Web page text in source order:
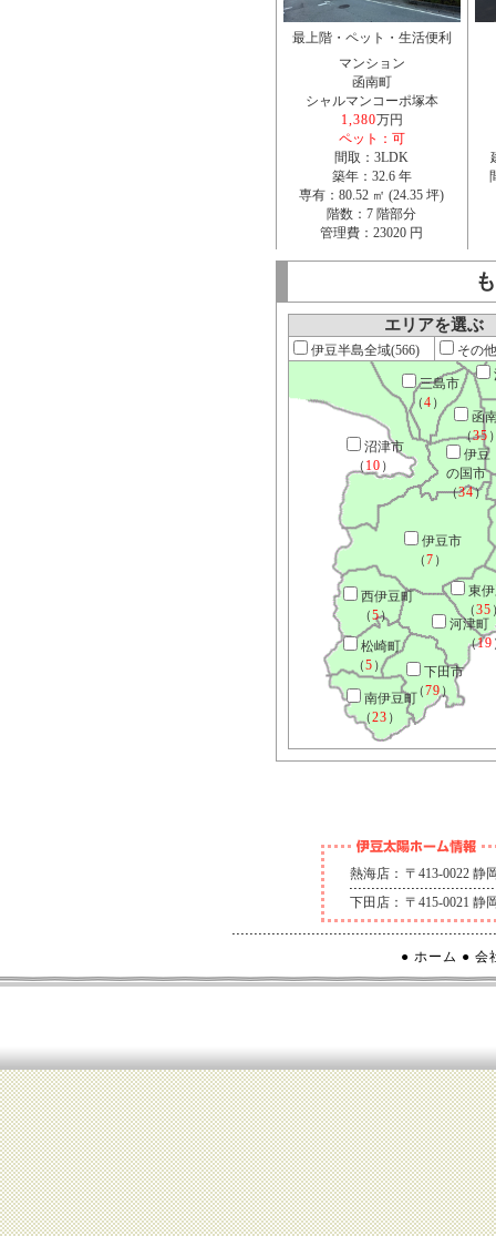
最上階・ペット・生活便利
マンション
函南町
シャルマンコーポ塚本
1,380万円
ペット：可
間取：3LDK
築年：32.6 年
専有：80.52 ㎡ (24.35 坪)
階数：7 階部分
管理費：23020 円
エリアを選ぶ
伊豆半島全域(566)
その
函
（35
三島市
（4 ）
沼津市
（ 10 ）
伊豆
の国市
（34）
伊豆市
（7 ）
東
（35
河津町
（19
西伊豆町
（5）
下田市
（79）
松崎町
（5 ）
南伊豆町
（23 ）
熱海店： 〒413-0022 静
下田店： 〒415-0021 静
● ホーム ● 会